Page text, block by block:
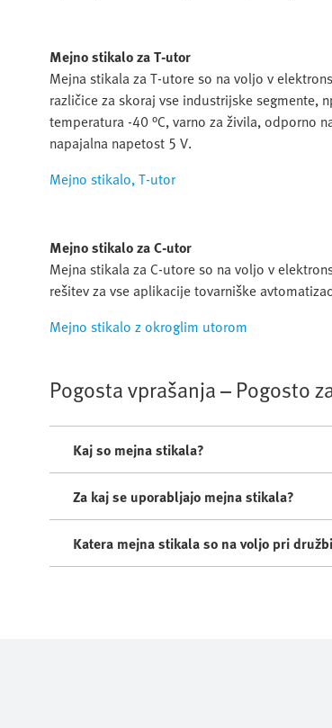
Mejno stikalo za T-utor
Mejna stikala za T-utore so na voljo v
različice za skoraj vse industrijske segmente,
temperatura -40 °C, varno za živila, odporno
napajalna napetost 5 V.
Mejno stikalo, T-utor
Mejno stikalo za C-utor
Mejna stikala za C-utore so na voljo v
rešitev za vse aplikacije tovarniške
Mejno stikalo z okroglim utorom
Pogosta vprašanja – Pogosto
Kaj so mejna stikala?
Za kaj se uporabljajo mejna stikala?
Katera mejna stikala so na voljo pri